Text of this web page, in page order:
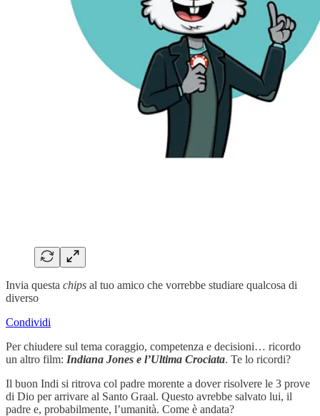
Invia questa chips al tuo amico che vorrebbe studiare qualcosa di
diverso
Condividi
Per chiudere sul tema coraggio, competenza e decisioni… ricordo
un altro film: Indiana Jones e l’Ultima Crociata. Te lo ricordi?
Il buon Indi si ritrova col padre morente a dover risolvere le 3 prove
di Dio per arrivare al Santo Graal. Questo avrebbe salvato lui, il
padre e, probabilmente, l’umanità. Come è andata?